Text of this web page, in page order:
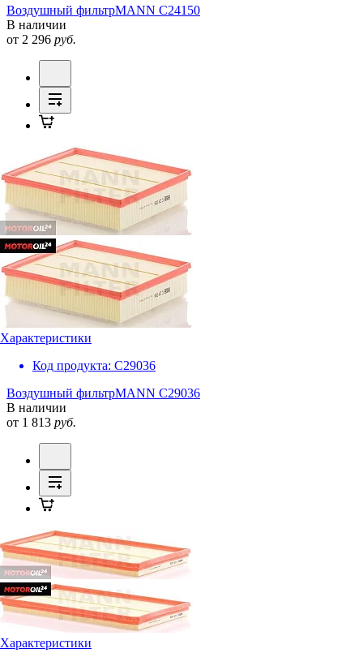
Воздушный фильтрMANN C24150
В наличии
от 2 296 руб.
Характеристики
Код продукта: C29036
Воздушный фильтрMANN C29036
В наличии
от 1 813 руб.
Характеристики